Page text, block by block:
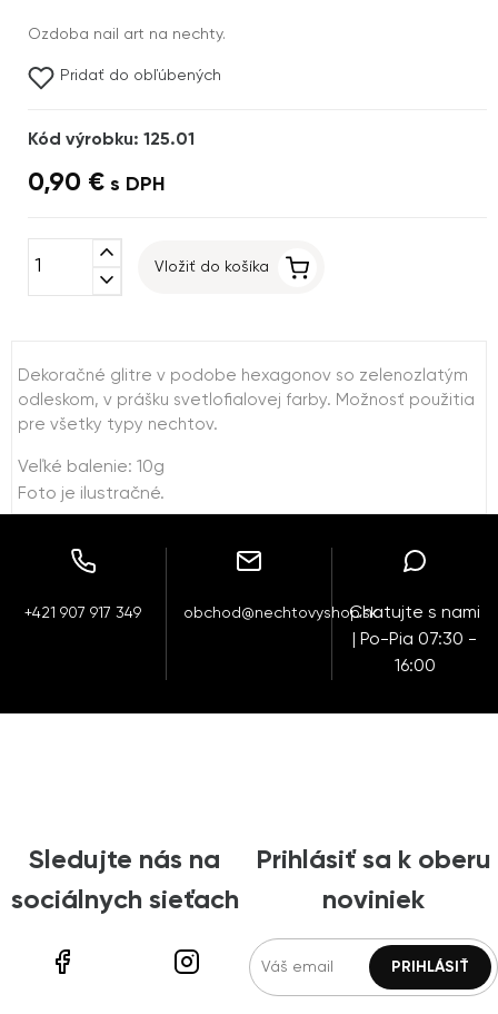
Ozdoba nail art na nechty.
Pridať do obľúbených
Kód výrobku: 125.01
0,90 € s DPH
expand_less
expand_more
Vložiť do košíka
Dekoračné glitre v podobe hexagonov so zelenozlatým
odleskom, v prášku svetlofialovej farby. Možnosť použitia
pre všetky typy nechtov.
Veľké balenie: 10g
Foto je ilustračné.
+421 907 917 349 obchod@nechtovyshop.skChatujte s nami
| Po-Pia 07:30 -
16:00
Sledujte nás na
sociálnych sieťach
Prihlásiť sa k oberu
noviniek